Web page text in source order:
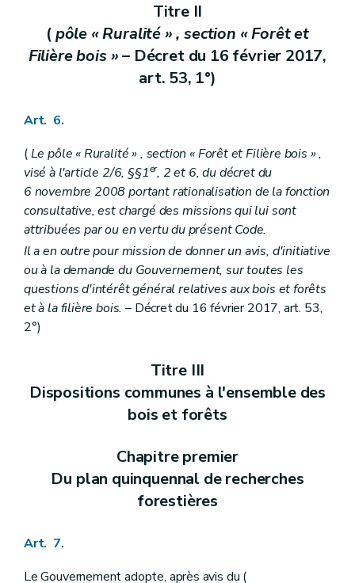
Titre II
(pôle « Ruralité » , section « Forêt et
Filière bois »– Décret du 16 février 2017,
art. 53, 1°)
Art. 6.
(Le pôle « Ruralité » , section « Forêt et Filière bois » ,
visé à l'article 2/6, §§1er, 2 et 6, du décret du
6 novembre 2008 portant rationalisation de la fonction
consultative, est chargé des missions qui lui sont
attribuées par ou en vertu du présent Code.
Il a en outre pour mission de donner un avis, d'initiative
ou à la demande du Gouvernement, sur toutes les
questions d'intérêt général relatives aux bois et forêts
et à la filière bois. – Décret du 16 février 2017, art. 53,
2°)
Titre III
Dispositions communes à l'ensemble des
bois et forêts
Chapitre premier
Du plan quinquennal de recherches
forestières
Art. 7.
Le Gouvernement adopte, après avis du (